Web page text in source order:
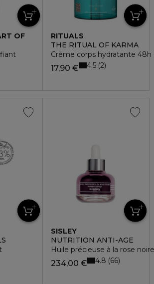
OF
RITUALS
THE RITUAL OF KARMA
Crème corps hydratante 48h
17,90 € 4.5 2
SISLEY
NUTRITION ANTI-AGE
Huile précieuse à la rose noire
234,00 € 4.8 66